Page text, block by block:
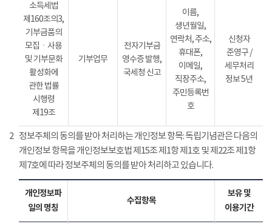
소득세법
제160조의3,
기부금품의
모집ㆍ사용
및 기부문화
활성화에
관한 법률
시행령
제19조
기부업무
전자기부금
영수증 발행,
국세청 신고
이름,
생년월일,
연락처, 주소,
휴대폰,
이메일,
직장주소,
주민등록번
호
신청자
준영구 /
세무처리
정보 5년
2 정보주체의 동의를 받아 처리하는 개인정보 항목: 독립기념관은 다음의
개인정보 항목을 개인정보보호법 제15조 제1항 제1호 및 제22조 제1항
제7호에 따라 정보주체의 동의를 받아 처리하고 있습니다.
개인정보파
일의 명칭
수집항목
보유 및
이용기간